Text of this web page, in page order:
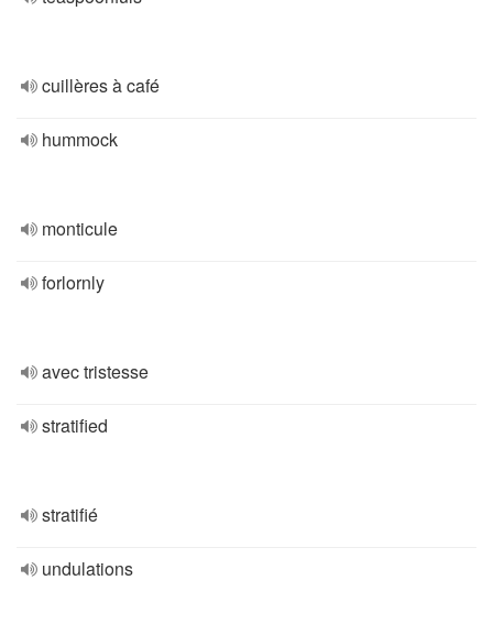
cuillères à café
hummock
monticule
forlornly
avec tristesse
stratified
stratifié
undulations